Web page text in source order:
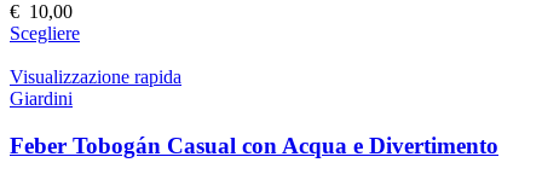
scelte
nella
pagina
prodotto
€ 10,00
ScegliereQuesto
ha
Le
opzioni
Visualizzazione rapida
Giardini
Feber Tobogán Casual con Acqua e Divertimento